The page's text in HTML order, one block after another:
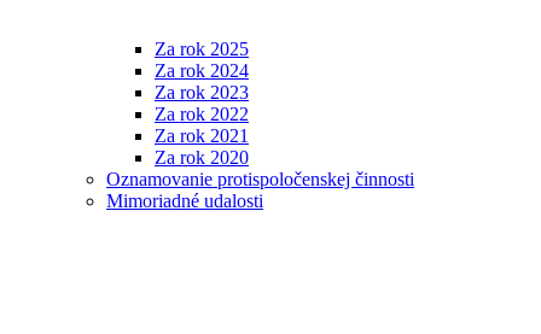
Za rok 2025
Za rok 2024
Za rok 2023
Za rok 2022
Za rok 2021
Za rok 2020
Oznamovanie protispoločenskej činnosti
Mimoriadné udalosti